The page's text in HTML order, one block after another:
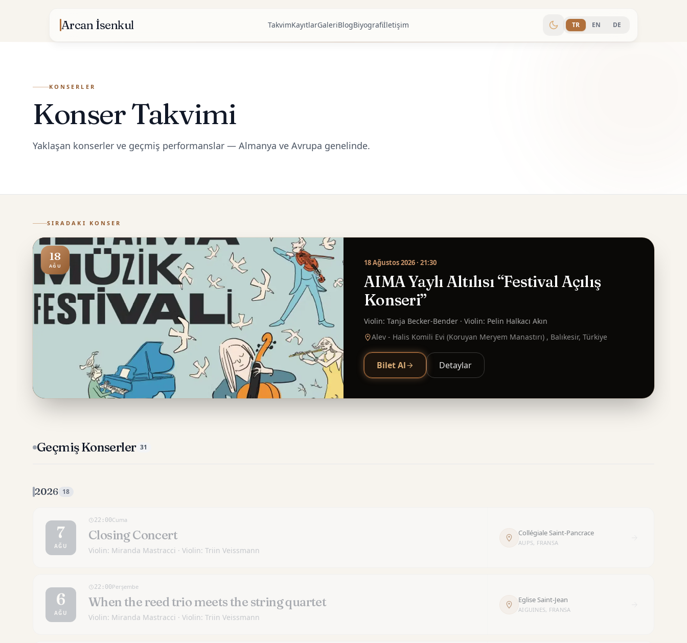
Arcan İsenkul TakvimKayıtlarGaleriBlogBiyografiİletişim TR EN DE
KONSERLER
Konser Takvimi
Yaklaşan konserler ve geçmiş performanslar — Almanya ve Avrupa genelinde.
SIRADAKI KONSER
18
AĞU 18 Ağustos 2026· 21:30
AIMA Yaylı Altılısı “Festival Açılış
Konseri”
Violin: Tanja Becker-Bender · Violin: Pelin Halkacı Akın
Alev - Halis Komili Evi (Koruyan Meryem Manastırı) , Balıkesir, Türkiye
Bilet Al Detaylar
Geçmiş Konserler 31
2026 18
7
AĞU
22:00Cuma
Closing Concert
Violin: Miranda Mastracci · Violin: Triin Veissmann
Collégiale Saint-Pancrace
AUPS, FRANSA
6
AĞU
22:00Perşembe
When the reed trio meets the string quartet
Violin: Miranda Mastracci · Violin: Triin Veissmann
Eglise Saint-Jean
AIGUINES, FRANSA